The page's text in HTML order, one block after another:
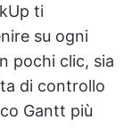
ti
su ogni
pochi clic, sia
di controllo
Gantt più